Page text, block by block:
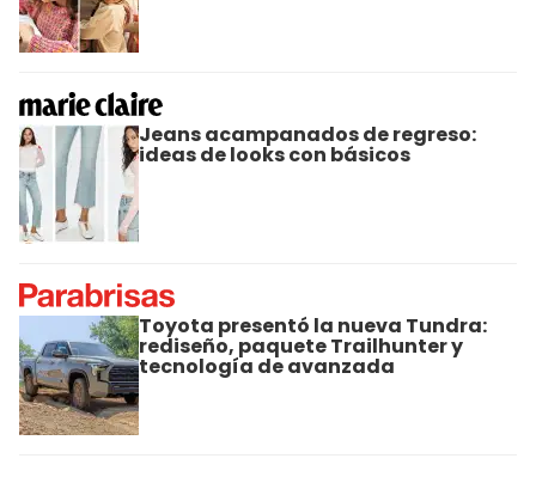
Jeans acampanados de regreso:
ideas de looks con básicos
Toyota presentó la nueva Tundra:
rediseño, paquete Trailhunter y
tecnología de avanzada